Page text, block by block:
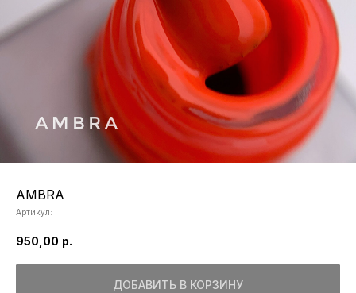
AMBRA
Артикул:
950,00 р.
ДОБАВИТЬ В КОРЗИНУ